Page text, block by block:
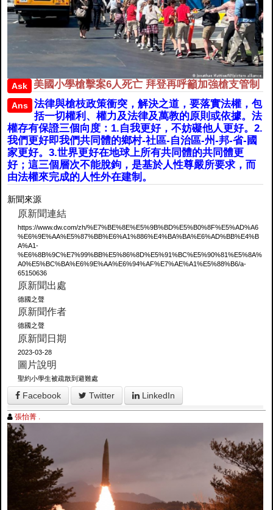
Ask 美國小學槍擊案6人死亡 拜登再呼籲加強槍支管制
Ans
法律與槍枝政策衝突，解決之道，要落實法權，包
括一切權利、權力及法律及萬教的原則或依據。法
權存有保證三個向度：1.自我更好，不妨礙他人更好。2.
我們更好即我們共同體的鄉村-社區-自治區-州-邦-省-國
家更好。3.世界更好在地球上所有共同體的共同體更
好；這三個層次不能脫鉤，是基於人性尊嚴所要求，而
由法權來完成的人性外在建制。
新聞來源
原新聞連結
https://www.dw.com/zh/%E7%BE%8E%E5%9B%BD%E5%B0%8F%E5%AD%A6
%E6%9E%AA%E5%87%BB%E6%A1%886%E4%BA%BA%E6%AD%BB%E4%B
A%A1-
%E6%8B%9C%E7%99%BB%E5%86%8D%E5%91%BC%E5%90%81%E5%8A%
A0%E5%BC%BA%E6%9E%AA%E6%94%AF%E7%AE%A1%E5%88%B6/a-
65150636
原新聞出處
德國之聲
原新聞作者
德國之聲
原新聞日期
2023-03-28
圖片說明
聖約小學生被疏散到避難處
Facebook Twitter LinkedIn
張怡菁 .